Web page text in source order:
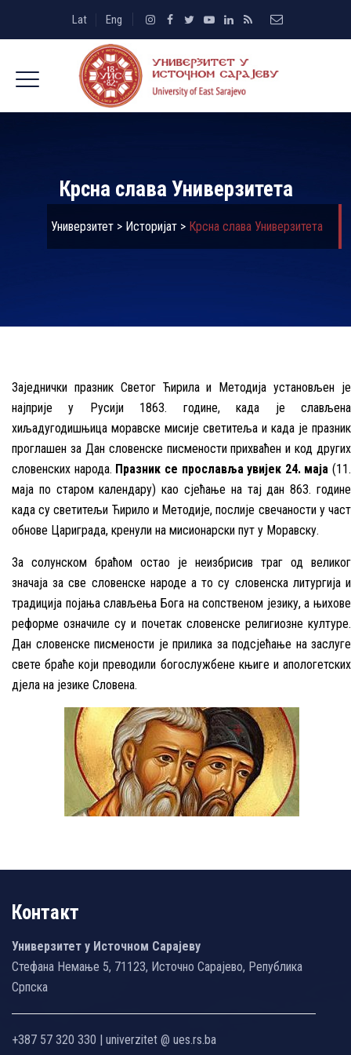
Lat Eng
Крсна слава Универзитета
Универзитет> Историјат> Крсна слава Универзитета
Заједнички празник Светог Ћирила и Методија установљен је
најприје у Русији 1863. године, када је слављена
хиљадугодишњица моравске мисије светитеља и када је празник
проглашен за Дан словенске писмености прихваћен и код других
словенских народа. Празник се прославља увијек 24. маја (11.
маја по старом календару) као сјећање на тај дан 863. године
када су светитељи Ћирило и Методије, послије свечаности у част
обнове Цариграда, кренули на мисионарски пут у Моравску.
За солунском браћом остао је неизбрисив траг од великог
значаја за све словенске народе а то су словенска литургија и
традиција појања слављења Бога на сопственом језику, а њихове
реформе означиле су и почетак словенске религиозне културе.
Дан словенске писмености је прилика за подсјећање на заслуге
свете браће који преводили богослужбене књиге и апологетских
дјела на језике Словена.
Контакт
Универзитет у Источном Сарајеву
Стефана Немање 5, 71123, Источно Сарајево, Република
Српска
+387 57 320 330 | univerzitet @ ues.rs.ba